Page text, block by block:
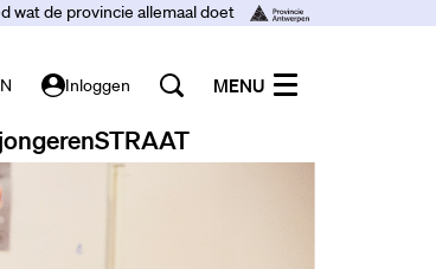
wat de provincie allemaal doet
Inloggen
STRAAT
MENU